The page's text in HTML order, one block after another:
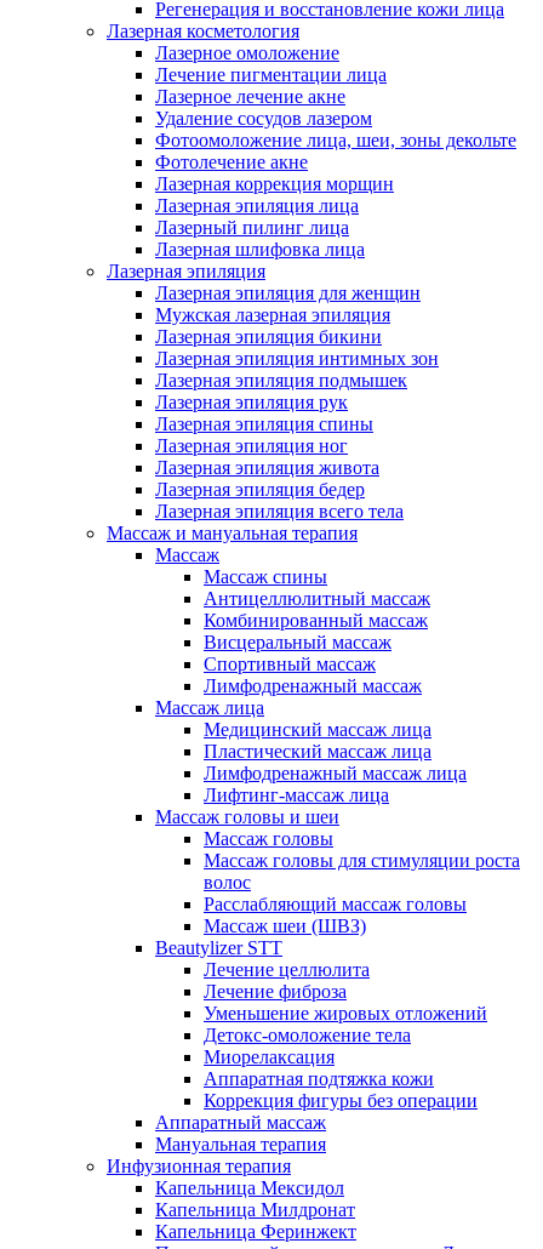
Регенерация и восстановление кожи лица
Лазерная косметология
Лазерное омоложение
Лечение пигментации лица
Лазерное лечение акне
Удаление сосудов лазером
Фотоомоложение лица, шеи, зоны декольте
Фотолечение акне
Лазерная коррекция морщин
Лазерная эпиляция лица
Лазерный пилинг лица
Лазерная шлифовка лица
Лазерная эпиляция
Лазерная эпиляция для женщин
Мужская лазерная эпиляция
Лазерная эпиляция бикини
Лазерная эпиляция интимных зон
Лазерная эпиляция подмышек
Лазерная эпиляция рук
Лазерная эпиляция спины
Лазерная эпиляция ног
Лазерная эпиляция живота
Лазерная эпиляция бедер
Лазерная эпиляция всего тела
Массаж и мануальная терапия
Массаж
Массаж спины
Антицеллюлитный массаж
Комбинированный массаж
Висцеральный массаж
Спортивный массаж
Лимфодренажный массаж
Массаж лица
Медицинский массаж лица
Пластический массаж лица
Лимфодренажный массаж лица
Лифтинг-массаж лица
Массаж головы и шеи
Массаж головы
Массаж головы для стимуляции роста
волос
Расслабляющий массаж головы
Массаж шеи (ШВЗ)
Beautylizer STT
Лечение целлюлита
Лечение фиброза
Уменьшение жировых отложений
Детокс-омоложение тела
Миорелаксация
Аппаратная подтяжка кожи
Коррекция фигуры без операции
Аппаратный массаж
Мануальная терапия
Инфузионная терапия
Капельница Мексидол
Капельница Милдронат
Капельница Феринжект